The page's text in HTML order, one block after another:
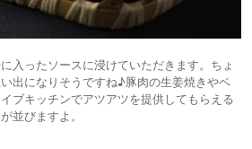
入ったソースに浸けていただきます。ちょ
出になりそうですね♪豚肉の生姜焼きやベ
ブキッチンでアツアツを提供してもらえる
並びますよ。